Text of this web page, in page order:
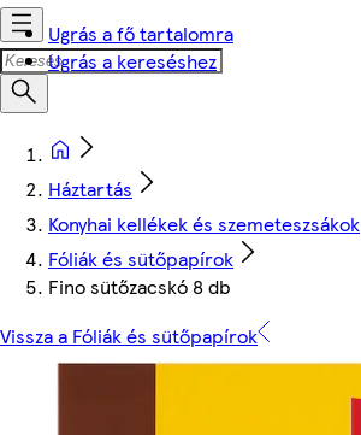
Ugrás a fő tartalomra
Ugrás a kereséshez
Háztartás
Konyhai kellékek és szemeteszsákok
Fóliák és sütőpapírok
Fino sütőzacskó 8 db
Vissza a Fóliák és sütőpapírok